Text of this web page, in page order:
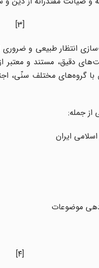
[۳]
انتظار طبیعی و
دقیق، مستند و معتبر
با گروه‌های مختلف سنّی،
از جمله:
ایران
موضوعات
[۴]